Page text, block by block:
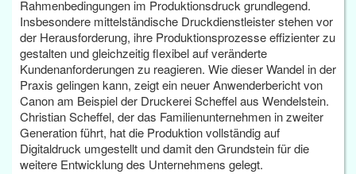
Rahmenbedingungen im Produktionsdruck grundlegend.
Insbesondere mittelständische Druckdienstleister stehen vor
der Herausforderung, ihre Produktionsprozesse effizienter zu
gestalten und gleichzeitig flexibel auf veränderte
Kundenanforderungen zu reagieren. Wie dieser Wandel in der
Praxis gelingen kann, zeigt ein neuer Anwenderbericht von
Canon am Beispiel der Druckerei Scheffel aus Wendelstein.
Christian Scheffel, der das Familienunternehmen in zweiter
Generation führt, hat die Produktion vollständig auf
Digitaldruck umgestellt und damit den Grundstein für die
weitere Entwicklung des Unternehmens gelegt.